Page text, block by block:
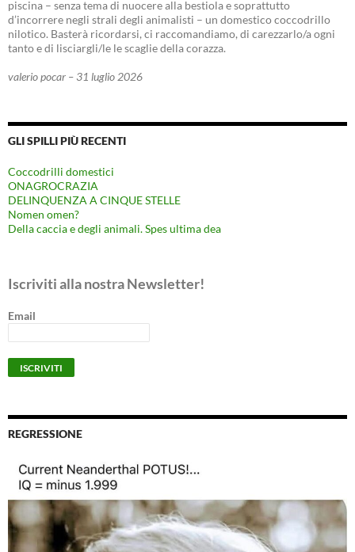
piscina – senza tema di nuocere alla bestiola e soprattutto
d’incorrere negli strali degli animalisti – un domestico coccodrillo
nilotico. Basterà ricordarsi, ci raccomandiamo, di carezzarlo/a ogni
tanto e di lisciargli/le le scaglie della corazza.
valerio pocar – 31 luglio 2026
GLI SPILLI PIÙ RECENTI
Coccodrilli domestici
ONAGROCRAZIA
DELINQUENZA A CINQUE STELLE
Nomen omen?
Della caccia e degli animali. Spes ultima dea
Iscriviti alla nostra Newsletter!
Email
REGRESSIONE